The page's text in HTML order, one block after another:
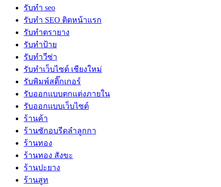
รับทำ seo
รับทำ SEO ติดหน้าแรก
รับทำตรายาง
รับทำป้าย
รับทำวีซ่า
รับทำเว็บไซต์ เชียงใหม่
รับพิมพ์สติ๊กเกอร์
รับออกแบบตกแต่งภายใน
รับออกแบบเว็บไซต์
ร้านค้า
ร้านซักอบรีดลำลูกกา
ร้านทอง
ร้านทอง สังขะ
ร้านปะยาง
ร้านสูท